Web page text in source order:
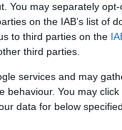
You may separately
on the IAB’s list of
to third parties on the
third parties.
services and may
behaviour. You may
data for below
- Τι